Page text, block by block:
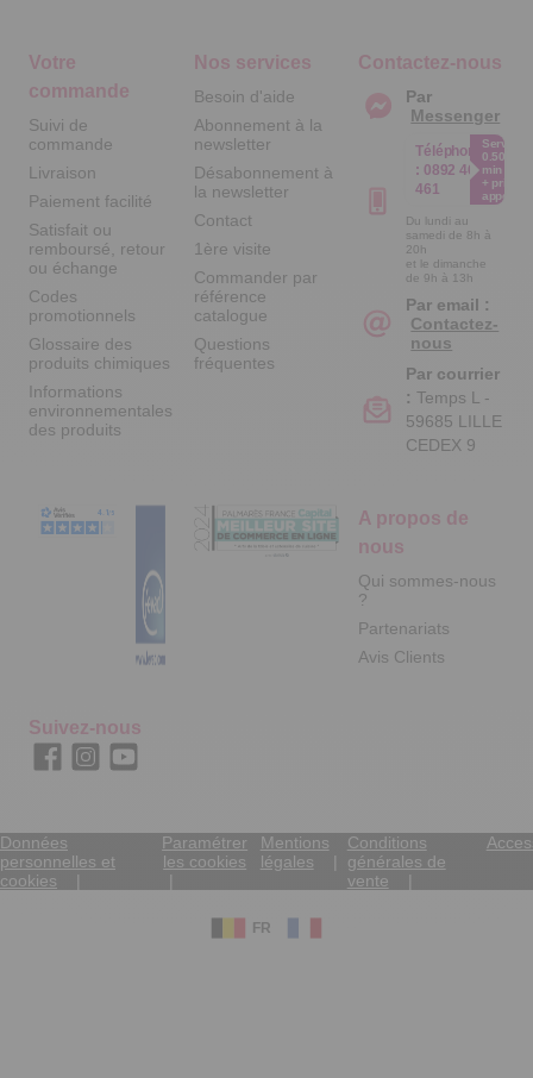
Votre
commande
Suivi de
commande
Livraison
Paiement facilité
Satisfait ou
remboursé, retour
ou échange
Codes
promotionnels
Glossaire des
produits chimiques
Informations
environnementales
des produits
Nos services
Besoin d'aide
Abonnement à la
newsletter
Désabonnement à
la newsletter
Contact
1ère visite
Commander par
référence
catalogue
Questions
fréquentes
A propos de
nous
Qui sommes-nous
?
Partenariats
Avis Clients
Contactez-nous
Par
Messenger
Téléphone
: 0892 461
461
Service
0.50€ /
min
+ prix
appel
Du lundi au
samedi de 8h à
20h
et le dimanche
de 9h à 13h
Par email :
Contactez-
nous
Par courrier
: Temps L -
59685 LILLE
CEDEX 9
Suivez-nous
Données
personnelles et
cookies
Paramétrer
les cookies
Mentions
légales
Conditions
générales de
vente
FR